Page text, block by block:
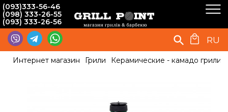
(093)333-56-46
(098) 333-26-55
(093) 333-26-56
RU
Интернет магазин Грили Керамические - камадо грили